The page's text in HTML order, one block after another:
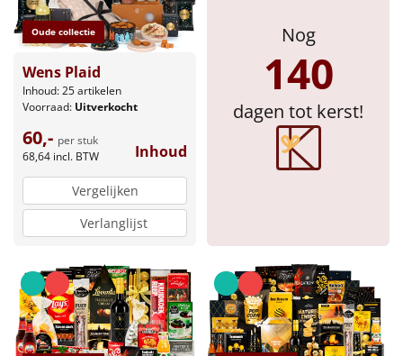
Sinterklaaspakketten
Particulier
Kerstgeschenken 2026
Relatiegeschenken
Cadeaubon
Alle overige
Oude collectie
Wens Plaid
Inhoud: 25 artikelen
Voorraad: Uitverkocht
60,- per stuk
68,64 incl. BTW Inhoud
Vergelijken
Verlanglijst
Nog
140
dagen tot kerst!